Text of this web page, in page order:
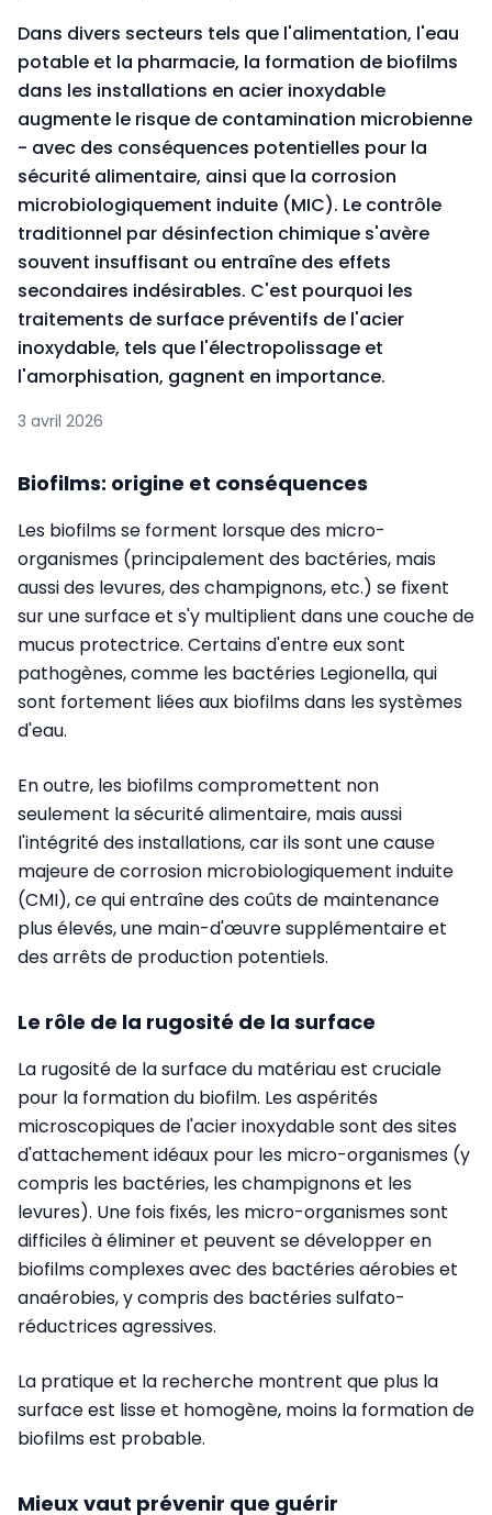
Dans divers secteurs tels que l'alimentation, l'eau
potable et la pharmacie, la formation de biofilms
dans les installations en acier inoxydable
augmente le risque de contamination microbienne
- avec des conséquences potentielles pour la
sécurité alimentaire, ainsi que la corrosion
microbiologiquement induite (MIC). Le contrôle
traditionnel par désinfection chimique s'avère
souvent insuffisant ou entraîne des effets
secondaires indésirables. C'est pourquoi les
traitements de surface préventifs de l'acier
inoxydable, tels que l'électropolissage et
l'amorphisation, gagnent en importance.
3 avril 2026
Biofilms: origine et conséquences
Les biofilms se forment lorsque des micro-
organismes (principalement des bactéries, mais
aussi des levures, des champignons, etc.) se fixent
sur une surface et s'y multiplient dans une couche de
mucus protectrice. Certains d'entre eux sont
pathogènes, comme les bactéries Legionella, qui
sont fortement liées aux biofilms dans les systèmes
d'eau.
En outre, les biofilms compromettent non
seulement la sécurité alimentaire, mais aussi
l'intégrité des installations, car ils sont une cause
majeure de corrosion microbiologiquement induite
(CMI), ce qui entraîne des coûts de maintenance
plus élevés, une main-d'œuvre supplémentaire et
des arrêts de production potentiels.
Le rôle de la rugosité de la surface
La rugosité de la surface du matériau est cruciale
pour la formation du biofilm. Les aspérités
microscopiques de l'acier inoxydable sont des sites
d'attachement idéaux pour les micro-organismes (y
compris les bactéries, les champignons et les
levures). Une fois fixés, les micro-organismes sont
difficiles à éliminer et peuvent se développer en
biofilms complexes avec des bactéries aérobies et
anaérobies, y compris des bactéries sulfato-
réductrices agressives.
La pratique et la recherche montrent que plus la
surface est lisse et homogène, moins la formation de
biofilms est probable.
Mieux vaut prévenir que guérir